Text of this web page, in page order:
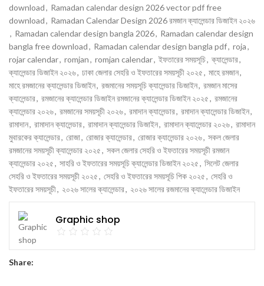
download, Ramadan calendar design 2026 vector pdf free
download, Ramadan Calendar Design 2026 রমজান ক্যালেন্ডার ডিজাইন ২০২৬
, Ramadan calendar design bangla 2026, Ramadan calendar design
bangla free download, Ramadan calendar design bangla pdf, roja,
rojar calendar, romjan, romjan calendar, ইফতারের সময়সূচি, ক্যালেন্ডার,
ক্যালেন্ডার ডিজাইন ২০২৬, ঢাকা জেলার সেহরি ও ইফতারের সময়সূচী ২০২৫, মাহে রমজান,
মাহে রমজানের ক্যালেন্ডার ডিজাইন, রজমানের সময়সূচি ক্যালেন্ডার ডিজাইন, রমজান মাসের
ক্যালেন্ডার, রমজানের ক্যালেন্ডার ডিজাইন রমজানের ক্যালেন্ডার ডিজাইন ২০২৫, রমজানের
ক্যালেন্ডার ২০২৬, রমজানের সময়সূচী ২০২৬, রমাদান ক্যালেন্ডার, রমাদান ক্যালেন্ডার ডিজাইন,
রামাদান, রামাদান ক্যালেন্ডার, রামাদান ক্যালেন্ডার ডিজাইন, রামাদান ক্যালেন্ডার ২০২৬, রামাদান
মুবারকের ক্যালেন্ডার, রোজা, রোজার ক্যালেন্ডার, রোজার ক্যালেন্ডার ২০২৬, সকল জেলার
রমজানের সময়সূচী ক্যালেন্ডার ২০২৫, সকল জেলার সেহরি ও ইফতারের সময়সূচী রমজান
ক্যালেন্ডার ২০২৫, সাহরি ও ইফতারের সময়সূচি ক্যালেন্ডার ডিজাইন ২০২৫, সিলেট জেলার
সেহরি ও ইফতারের সময়সূচী ২০২৫, সেহরি ও ইফতারের সময়সূচি পিক ২০২৫, সেহরি ও
ইফতারের সময়সূচী, ২০২৬ সালের ক্যালেন্ডার, ২০২৬ সালের রজমানের ক্যালেন্ডার ডিজাইন
Graphic shop
Share: